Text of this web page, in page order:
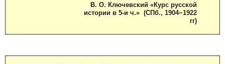
В. О. Ключевский «Курс русской
истории в 5-и ч.» (СПб., 1904−1922
гг)